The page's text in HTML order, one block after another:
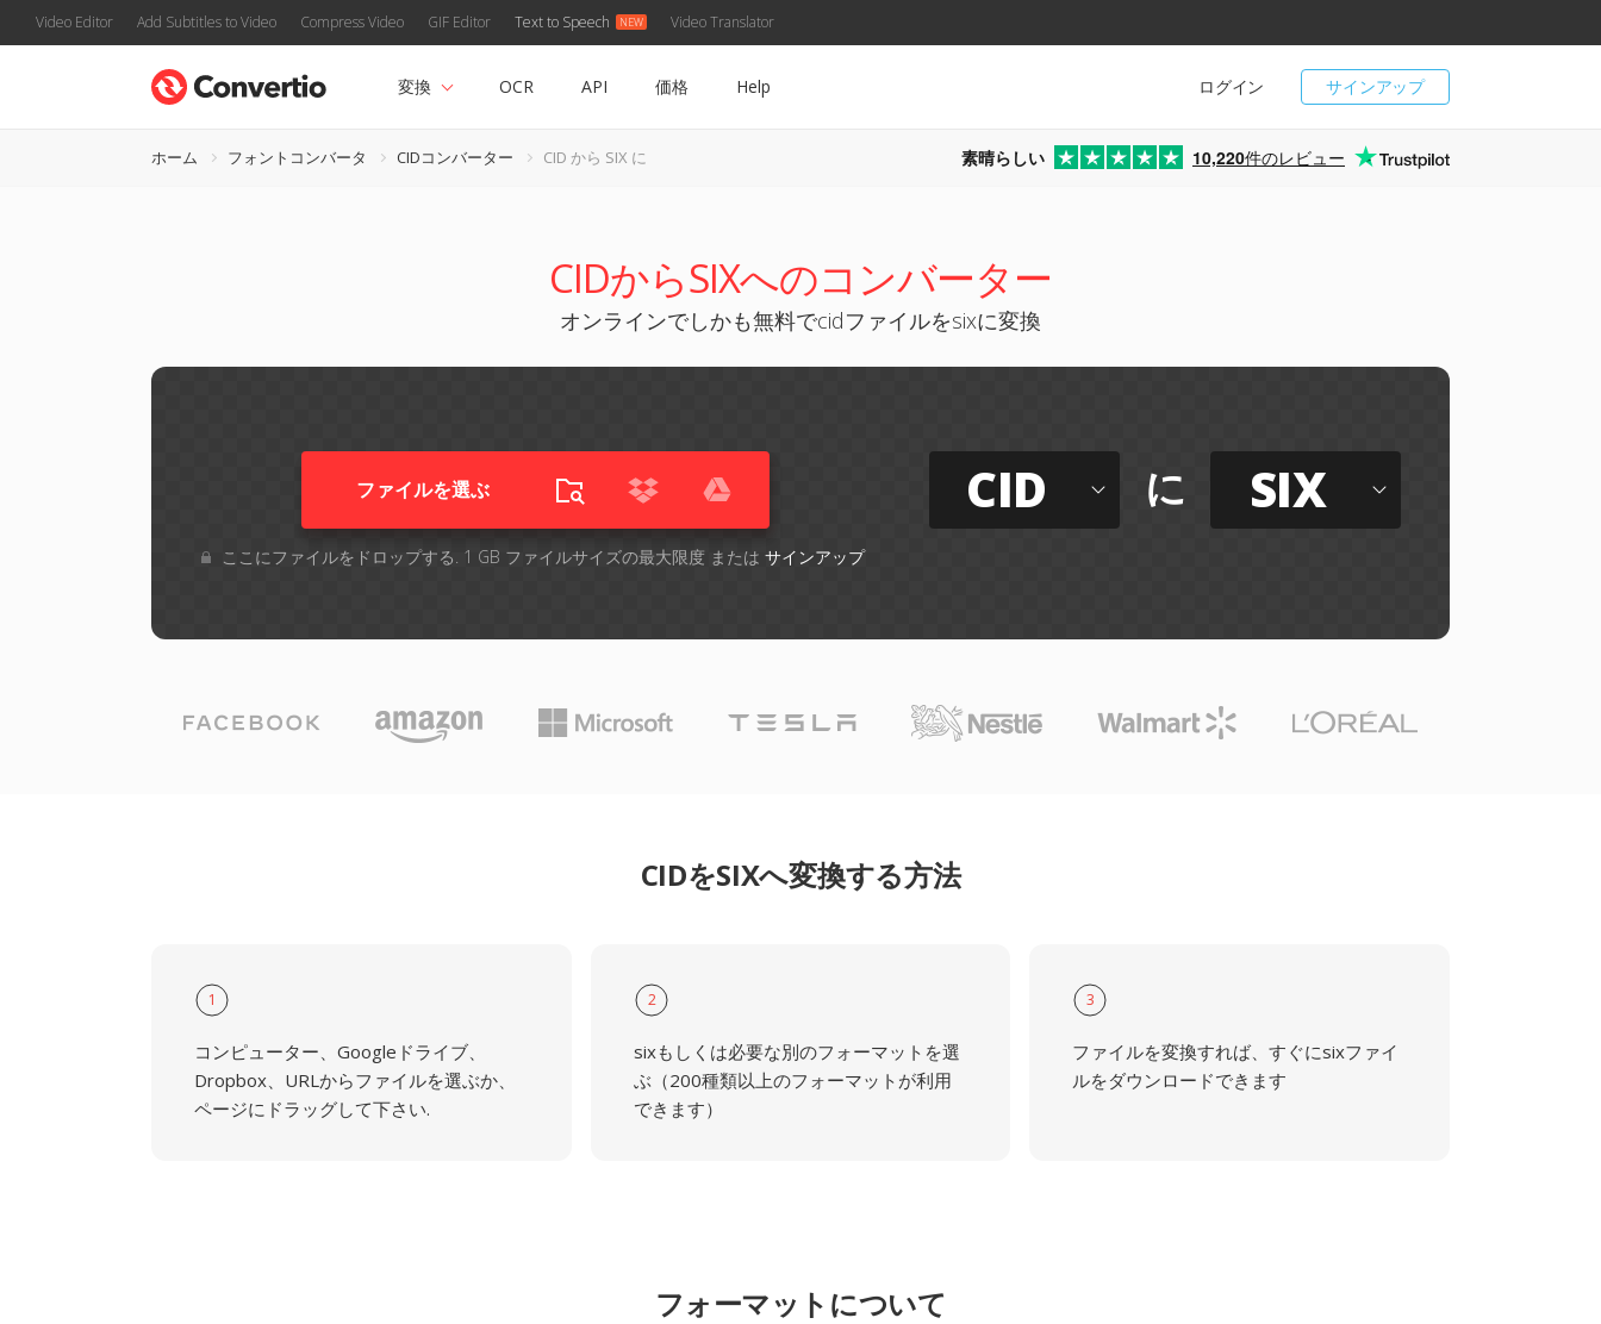
Video Editor Add Subtitles to Video Compress Video GIF Editor Text to Speech Video Translator
サインアップ
ログイン
変換 OCR API 価格 Help
ホーム フォントコンバータ CIDコンバーター CID から SIX に 素晴らしい 10,220件のレビュー
CIDからSIXへのコンバーター
オンラインでしかも無料でcidファイルをsixに変換
ファイルを選ぶ
ここにファイルをドロップする. 1 GB ファイルサイズの最大限度 または サインアップ
CID に SIX
CIDをSIXへ変換する方法
1
コンピューター、Googleドライブ、
Dropbox、URLからファイルを選ぶか、
ページにドラッグして下さい.
2
sixもしくは必要な別のフォーマットを選
ぶ（200種類以上のフォーマットが利用
できます）
3
ファイルを変換すれば、すぐにsixファイ
ルをダウンロードできます
フォーマットについて